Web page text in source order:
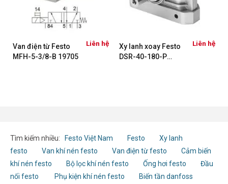
Van điện từ Festo
MFH-5-3/8-B 19705
Liên hệ
Xy lanh xoay Festo
DSR-40-180-P
Liên hệ
Tìm kiếm nhiều: Festo Việt Nam Festo
Xy lanh
festo
Van khí nén festo Van điện từ festo
Cảm biến
khí nén festo
Bộ lọc khí nén festo Ống hơi festo
Đầu
nối festo
Phụ kiện khí nén festo
Biến tần danfoss